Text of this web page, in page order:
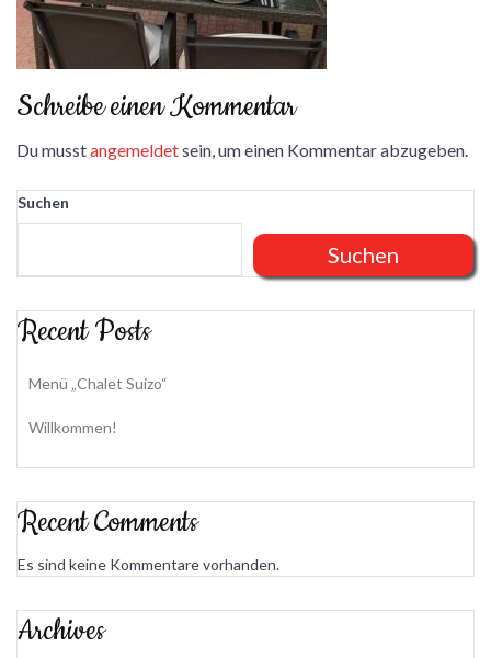
Schreibe einen Kommentar
Du musstangemeldetsein, um einen Kommentar abzugeben.
Suchen
Suchen
Recent Posts
Menü „Chalet Suizo“
Willkommen!
Recent Comments
Es sind keine Kommentare vorhanden.
Archives